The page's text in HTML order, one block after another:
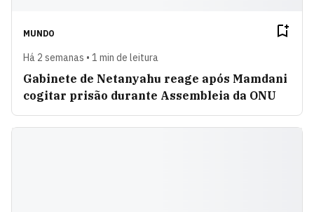
MUNDO
Há 2 semanas • 1 min de leitura
Gabinete de Netanyahu reage após Mamdani
cogitar prisão durante Assembleia da ONU